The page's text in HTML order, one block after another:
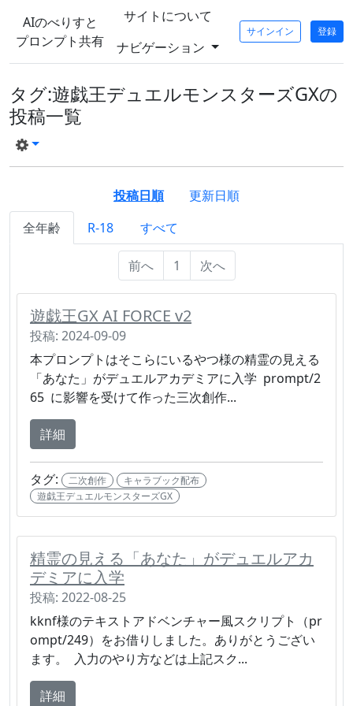
AIのべりすと
プロンプト共有
サイトについて
ナビゲーション
サインイン 登録
タグ:遊戯王デュエルモンスターズGXの
投稿一覧
投稿日順
更新日順
全年齢
R-18 すべて
前へ 1 次へ
遊戯王GX AI FORCE v2
投稿: 2024-09-09
本プロンプトはそこらにいるやつ様の精霊の見える
「あなた」がデュエルアカデミアに入学 prompt/2
65 に影響を受けて作った三次創作...
詳細
タグ: 二次創作
キャラブック配布
遊戯王デュエルモンスターズGX
精霊の見える「あなた」がデュエルアカ
デミアに入学
投稿: 2022-08-25
kknf様のテキストアドベンチャー風スクリプト（pr
ompt/249）をお借りしました。ありがとうござい
ます。 入力のやり方などは上記スク...
詳細